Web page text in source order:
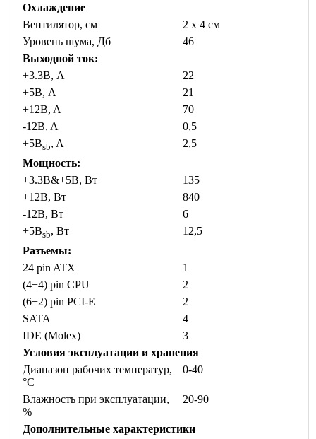
Охлаждение
Вентилятор, см
2 x 4 см
Уровень шума, Дб
46
Выходной ток:
+3.3B, А
22
+5B, А
21
+12B, A
70
-12B, A
0,5
+5Bsb, A
2,5
Мощность:
+3.3B&+5B, Вт
135
+12B, Вт
840
-12B, Вт
6
+5Bsb, Вт
12,5
Разъемы:
24 pin ATX
1
(4+4) pin CPU
2
(6+2) pin PCI-E
2
SATA
4
IDE (Molex)
3
Условия эксплуатации и хранения
Диапазон рабочих температур,
°С
0-40
Влажность при эксплуатации,
%
20-90
Дополнительные характеристики